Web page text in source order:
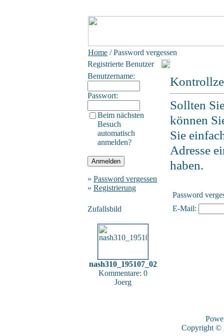
Home / Password vergessen
Registrierte Benutzer
Benutzername:
Passwort:
Beim nächsten
Besuch
automatisch
anmelden?
» Password vergessen
» Registrierung
Zufallsbild
nash310_195107_02
Kommentare: 0
Joerg
Sollten
können
Sie
Adresse
haben.
Password
E-Mail:
Copyright ©